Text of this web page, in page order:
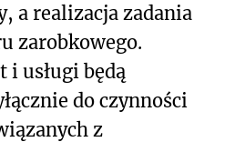
a realizacja zadania
zarobkowego.
i usługi będą
do czynności
z